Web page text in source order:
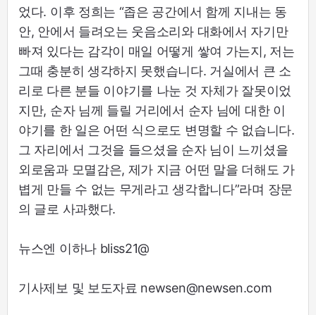
었다. 이후 정희는 “좁은 공간에서 함께 지내는 동
안, 안에서 들려오는 웃음소리와 대화에서 자기만
빠져 있다는 감각이 매일 어떻게 쌓여 가는지, 저는
그때 충분히 생각하지 못했습니다. 거실에서 큰 소
리로 다른 분들 이야기를 나눈 것 자체가 잘못이었
지만, 순자 님께 들릴 거리에서 순자 님에 대한 이
야기를 한 일은 어떤 식으로도 변명할 수 없습니다.
그 자리에서 그것을 들으셨을 순자 님이 느끼셨을
외로움과 모멸감은, 제가 지금 어떤 말을 더해도 가
볍게 만들 수 없는 무게라고 생각합니다”라며 장문
의 글로 사과했다.
뉴스엔 이하나 bliss21@
기사제보 및 보도자료 newsen@newsen.com